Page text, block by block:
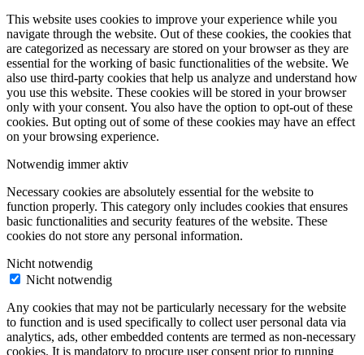
This website uses cookies to improve your experience while you
navigate through the website. Out of these cookies, the cookies that
are categorized as necessary are stored on your browser as they are
essential for the working of basic functionalities of the website. We
also use third-party cookies that help us analyze and understand how
you use this website. These cookies will be stored in your browser
only with your consent. You also have the option to opt-out of these
cookies. But opting out of some of these cookies may have an effect
on your browsing experience.
Notwendig immer aktiv
Necessary cookies are absolutely essential for the website to
function properly. This category only includes cookies that ensures
basic functionalities and security features of the website. These
cookies do not store any personal information.
Nicht notwendig
Nicht notwendig
Any cookies that may not be particularly necessary for the website
to function and is used specifically to collect user personal data via
analytics, ads, other embedded contents are termed as non-necessary
cookies. It is mandatory to procure user consent prior to running